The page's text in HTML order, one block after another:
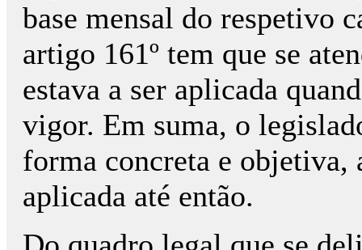
base mensal do respetivo
artigo 161º tem que se
estava a ser aplicada
vigor. Em suma, o
forma concreta e objetiva,
aplicada até então.